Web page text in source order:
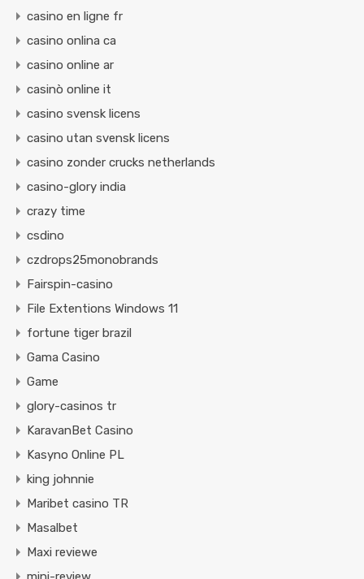
casino en ligne fr
casino onlina ca
casino online ar
casinò online it
casino svensk licens
casino utan svensk licens
casino zonder crucks netherlands
casino-glory india
crazy time
csdino
czdrops25monobrands
Fairspin-casino
File Extentions Windows 11
fortune tiger brazil
Gama Casino
Game
glory-casinos tr
KaravanBet Casino
Kasyno Online PL
king johnnie
Maribet casino TR
Masalbet
Maxi reviewe